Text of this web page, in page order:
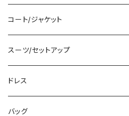
ベアトップ/チューブトップ
カーディガン/ボレロ
ニット/セーター
パーカー
ロング/マキシ
袖付き
ノースリーブ
その他
クロップド丈
ロング丈
デニム
レギンス
ミニ/ショート
ミディアム/ミモレ
ロング
その他
コート/ジャケット
コート
ジャケット
その他
スーツ/セットアップ
パンツスーツ
スカートスーツ
ドレス
ミニ/ショート
バッグ